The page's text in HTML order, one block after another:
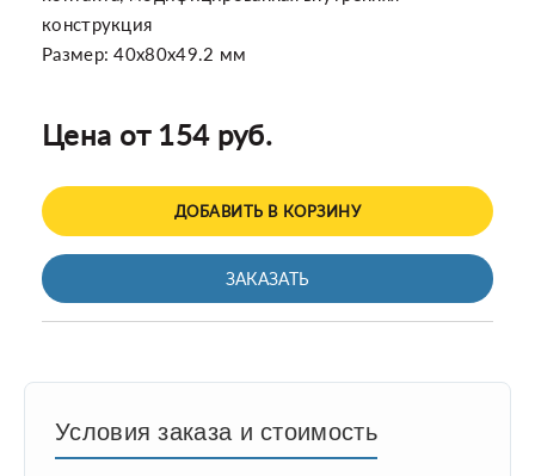
конструкция
Размер: 40x80x49.2 мм
Цена от 154 руб.
ДОБАВИТЬ В КОРЗИНУ
ЗАКАЗАТЬ
Условия заказа и стоимость